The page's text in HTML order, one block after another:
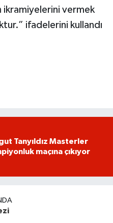
vermek
ifadelerini kullandı
Tanyıldız Masterler
maçına çıkıyor